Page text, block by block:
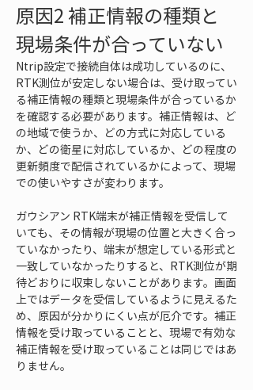
原因2 補正情報の種類と
現場条件が合っていない
Ntrip設定で接続自体は成功しているのに、
RTK測位が安定しない場合は、受け取ってい
る補正情報の種類と現場条件が合っているか
を確認する必要があります。補正情報は、ど
の地域で使うか、どの方式に対応している
か、どの衛星に対応しているか、どの程度の
更新頻度で配信されているかによって、現場
での使いやすさが変わります。
ガウシアン RTK端末が補正情報を受信して
いても、その情報が現場の位置と大きく合っ
ていなかったり、端末が想定している形式と
一致していなかったりすると、RTK測位が期
待どおりに収束しないことがあります。画面
上ではデータを受信しているように見えるた
め、原因が分かりにくい点が厄介です。補正
情報を受け取っていることと、現場で有効な
補正情報を受け取っていることは同じではあ
りません。